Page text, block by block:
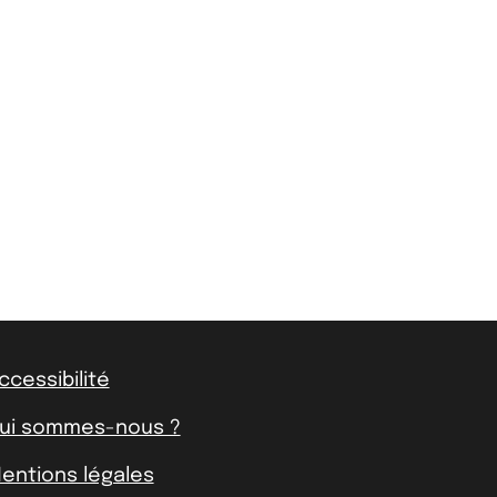
sommes-nous ?
légales